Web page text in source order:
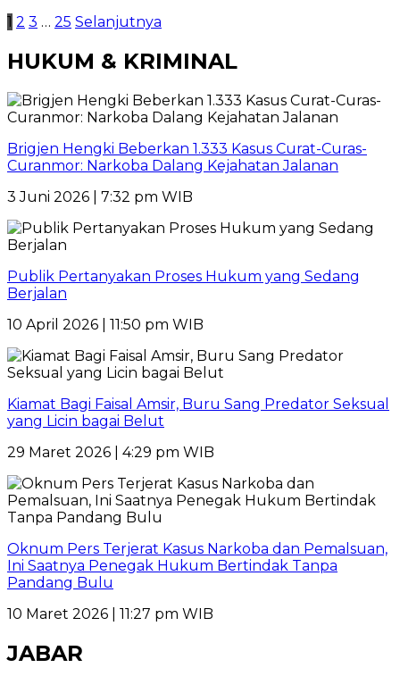
Paginasi
pos
1 2 3 … 25 Selanjutnya
HUKUM & KRIMINAL
Brigjen Hengki Beberkan 1.333 Kasus Curat-Curas-
Curanmor: Narkoba Dalang Kejahatan Jalanan
3 Juni 2026 | 7:32 pm WIB
Publik Pertanyakan Proses Hukum yang Sedang
Berjalan
10 April 2026 | 11:50 pm WIB
Kiamat Bagi Faisal Amsir, Buru Sang Predator Seksual
yang Licin bagai Belut
29 Maret 2026 | 4:29 pm WIB
Oknum Pers Terjerat Kasus Narkoba dan Pemalsuan,
Ini Saatnya Penegak Hukum Bertindak Tanpa
Pandang Bulu
10 Maret 2026 | 11:27 pm WIB
JABAR